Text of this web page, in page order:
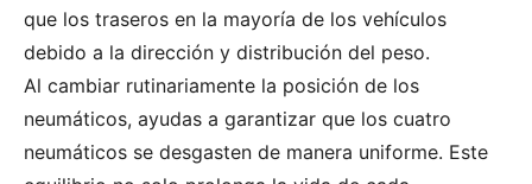
que los traseros en la mayoría de los vehículos
debido a la dirección y distribución del peso.
Al cambiar rutinariamente la posición de los
neumáticos, ayudas a garantizar que los cuatro
neumáticos se desgasten de manera uniforme. Este